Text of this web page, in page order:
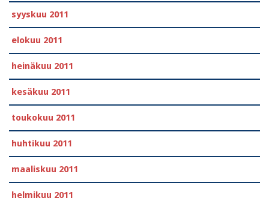
syyskuu 2011
elokuu 2011
heinäkuu 2011
kesäkuu 2011
toukokuu 2011
huhtikuu 2011
maaliskuu 2011
helmikuu 2011